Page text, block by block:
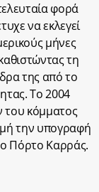
φορά
να εκλεγεί
μήνες
τη
της από το
Το 2004
του κόμματος
την υπογραφή
Πόρτο Καρράς.